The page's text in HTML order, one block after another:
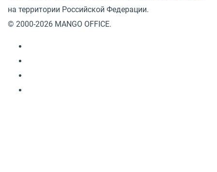
на территории Российской Федерации.
© 2000-2026 MANGO OFFICE.